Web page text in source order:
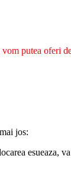
putea oferi
jos:
esueaza,